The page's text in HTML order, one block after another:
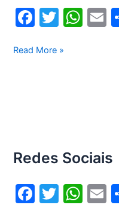
F
c
k
T
itt
W E
Manutenção
Read More »
Redes Sociais
F
T
W E